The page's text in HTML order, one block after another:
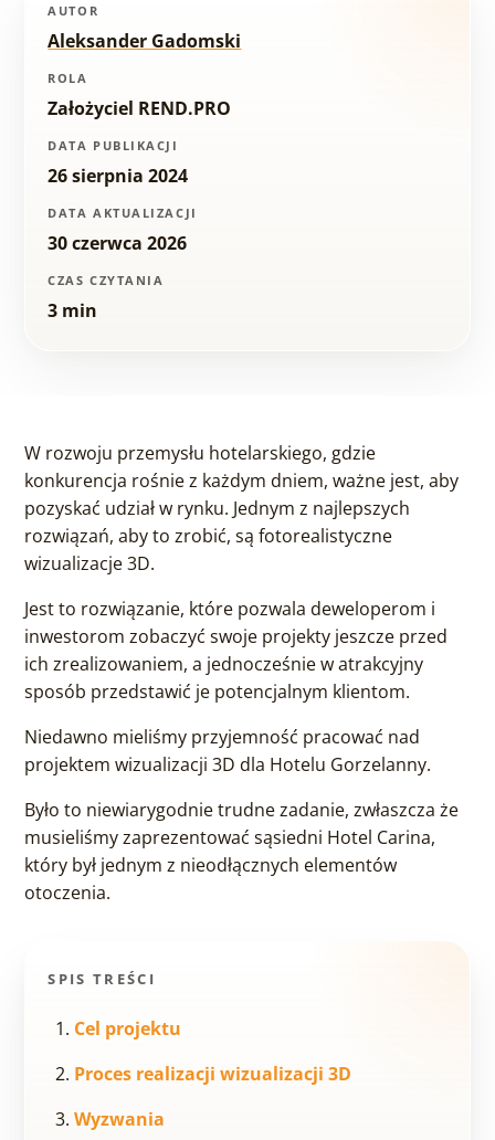
AUTOR
Aleksander Gadomski
ROLA
Założyciel REND.PRO
DATA PUBLIKACJI
26 sierpnia 2024
DATA AKTUALIZACJI
30 czerwca 2026
CZAS CZYTANIA
3 min
W rozwoju przemysłu hotelarskiego, gdzie
konkurencja rośnie z każdym dniem, ważne jest, aby
pozyskać udział w rynku. Jednym z najlepszych
rozwiązań, aby to zrobić, są fotorealistyczne
wizualizacje 3D.
Jest to rozwiązanie, które pozwala deweloperom i
inwestorom zobaczyć swoje projekty jeszcze przed
ich zrealizowaniem, a jednocześnie w atrakcyjny
sposób przedstawić je potencjalnym klientom.
Niedawno mieliśmy przyjemność pracować nad
projektem wizualizacji 3D dla Hotelu Gorzelanny.
Było to niewiarygodnie trudne zadanie, zwłaszcza że
musieliśmy zaprezentować sąsiedni Hotel Carina,
który był jednym z nieodłącznych elementów
otoczenia.
SPIS TREŚCI
Cel projektu
Proces realizacji wizualizacji 3D
Wyzwania